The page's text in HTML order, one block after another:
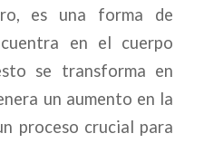
es una forma de
en el cuerpo
se transforma en
un aumento en la
proceso crucial para